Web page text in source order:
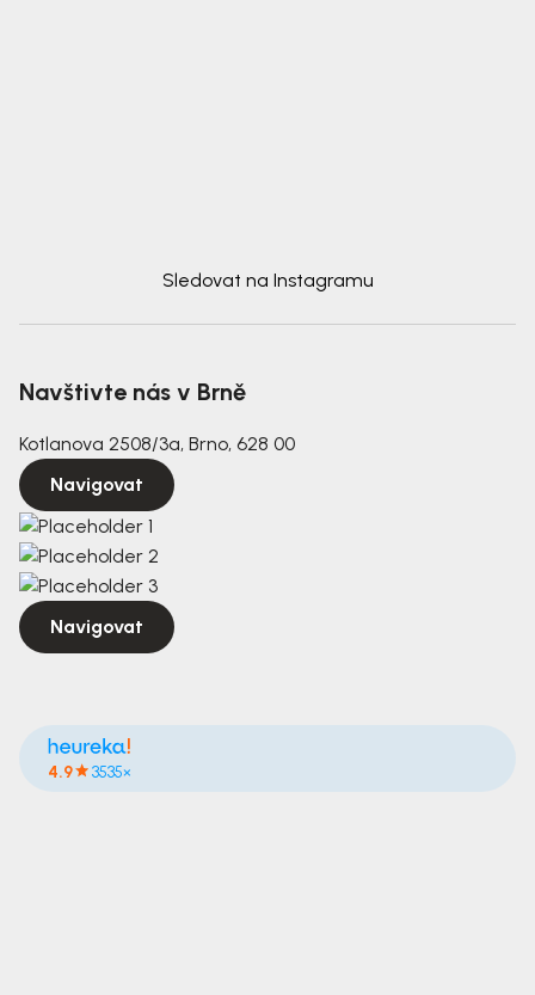
Sledovat na Instagramu
Navštivte nás v Brně
Kotlanova 2508/3a, Brno, 628 00
Navigovat
Navigovat
4.9 3535×